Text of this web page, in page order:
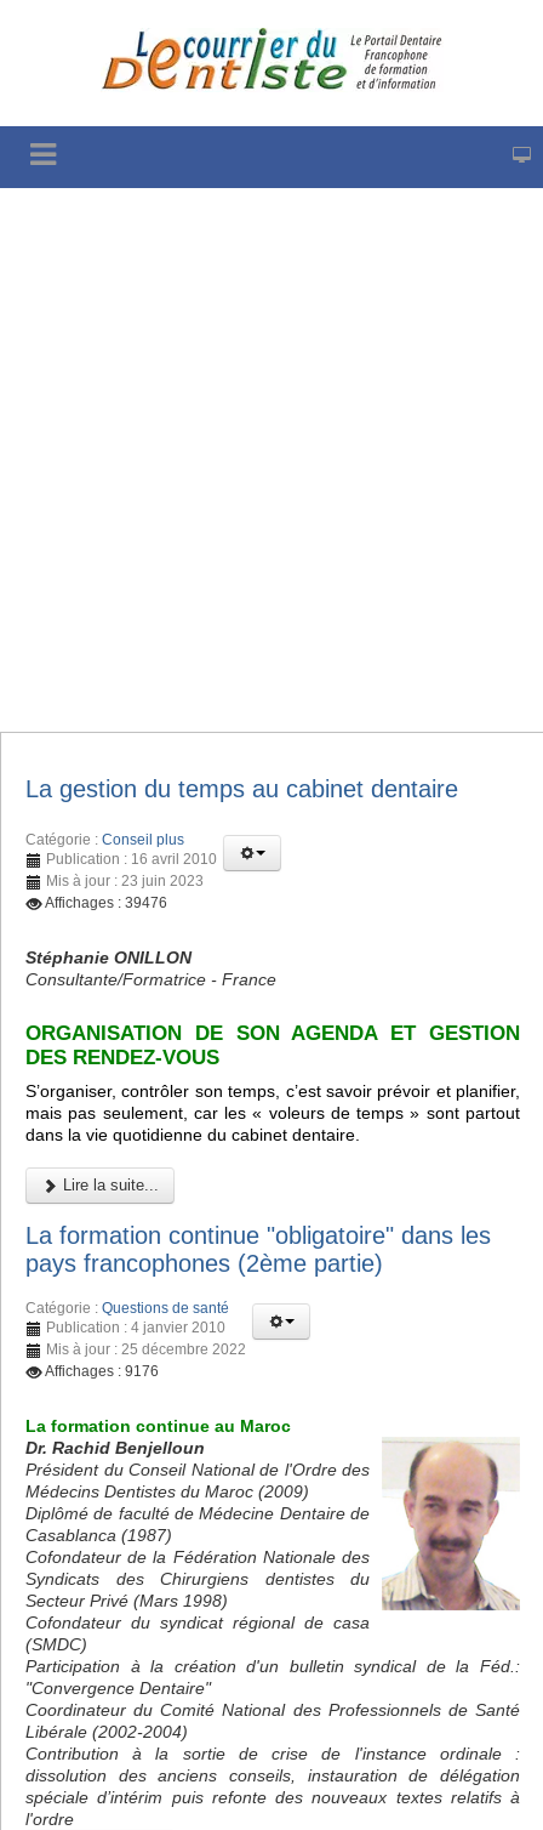
La gestion du temps au cabinet dentaire
Catégorie : Conseil plus
Publication : 16 avril 2010
Mis à jour : 23 juin 2023
Affichages : 39476
Stéphanie ONILLON
Consultante/Formatrice - France
ORGANISATION DE SON AGENDA ET GESTION
DES RENDEZ-VOUS
S’organiser, contrôler son temps, c’est savoir prévoir et planifier,
mais pas seulement, car les « voleurs de temps » sont partout
dans la vie quotidienne du cabinet dentaire.
Lire la suite...
La formation continue "obligatoire" dans les
pays francophones (2ème partie)
Catégorie : Questions de santé
Publication : 4 janvier 2010
Mis à jour : 25 décembre 2022
Affichages : 9176
La formation continue au Maroc
Dr. Rachid Benjelloun
Président du Conseil National de l'Ordre des
Médecins Dentistes du Maroc (2009)
Diplômé de faculté de Médecine Dentaire de
Casablanca (1987)
Cofondateur de la Fédération Nationale des
Syndicats des Chirurgiens dentistes du
Secteur Privé (Mars 1998)
Cofondateur du syndicat régional de casa
(SMDC)
Participation à la création d'un bulletin syndical de la Féd.:
"Convergence Dentaire"
Coordinateur du Comité National des Professionnels de Santé
Libérale (2002-2004)
Contribution à la sortie de crise de l'instance ordinale :
dissolution des anciens conseils, instauration de délégation
spéciale d’intérim puis refonte des nouveaux textes relatifs à
l'ordre